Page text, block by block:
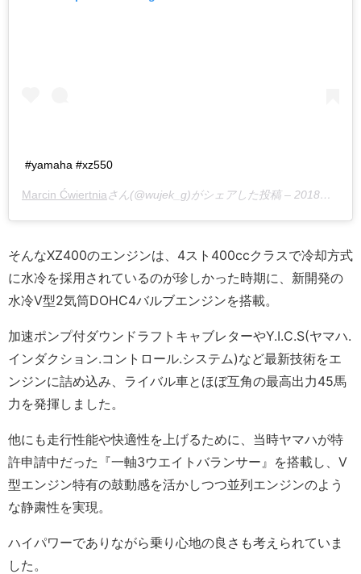
#yamaha #xz550
Marcin Ćwiertniaさん(@wujek_g)がシェアした投稿 – 2018年 4月月2日午後2時31分PDT
そんなXZ400のエンジンは、4スト400ccクラスで冷却方式
に水冷を採用されているのが珍しかった時期に、新開発の
水冷V型2気筒DOHC4バルブエンジンを搭載。
加速ポンプ付ダウンドラフトキャブレターやY.I.C.S(ヤマハ.
インダクション.コントロール.システム)など最新技術をエ
ンジンに詰め込み、ライバル車とほぼ互角の最高出力45馬
力を発揮しました。
他にも走行性能や快適性を上げるために、当時ヤマハが特
許申請中だった『一軸3ウエイトバランサー』を搭載し、V
型エンジン特有の鼓動感を活かしつつ並列エンジンのよう
な静粛性を実現。
ハイパワーでありながら乗り心地の良さも考えられていま
した。